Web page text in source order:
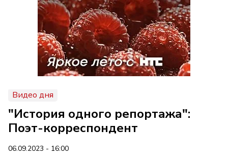
Видео дня
"История одного репортажа":
Поэт-корреспондент
06.09.2023 - 16:00